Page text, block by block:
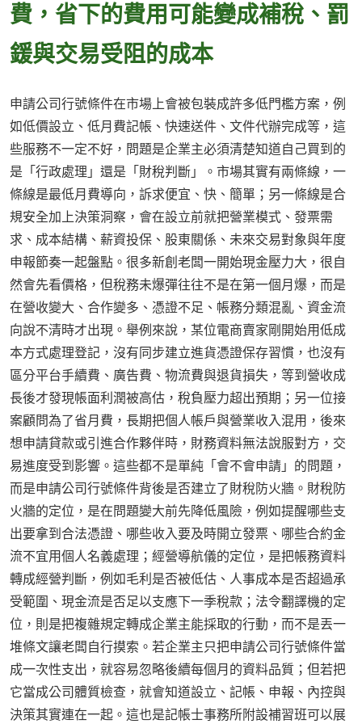
費，省下的費用可能變成補稅、罰
鍰與交易受阻的成本
申請公司行號條件在市場上會被包裝成許多低門檻方案，例
如低價設立、低月費記帳、快速送件、文件代辦完成等，這
些服務不一定不好，問題是企業主必須清楚知道自己買到的
是「行政處理」還是「財稅判斷」。市場其實有兩條線，一
條線是最低月費導向，訴求便宜、快、簡單；另一條線是合
規安全加上決策洞察，會在設立前就把營業模式、發票需
求、成本結構、薪資投保、股東關係、未來交易對象與年度
申報節奏一起盤點。很多新創老闆一開始現金壓力大，很自
然會先看價格，但稅務未爆彈往往不是在第一個月爆，而是
在營收變大、合作變多、憑證不足、帳務分類混亂、資金流
向說不清時才出現。舉例來說，某位電商賣家剛開始用低成
本方式處理登記，沒有同步建立進貨憑證保存習慣，也沒有
區分平台手續費、廣告費、物流費與退貨損失，等到營收成
長後才發現帳面利潤被高估，稅負壓力超出預期；另一位接
案顧問為了省月費，長期把個人帳戶與營業收入混用，後來
想申請貸款或引進合作夥伴時，財務資料無法說服對方，交
易進度受到影響。這些都不是單純「會不會申請」的問題，
而是申請公司行號條件背後是否建立了財稅防火牆。財稅防
火牆的定位，是在問題變大前先降低風險，例如提醒哪些支
出要拿到合法憑證、哪些收入要及時開立發票、哪些合約金
流不宜用個人名義處理；經營導航儀的定位，是把帳務資料
轉成經營判斷，例如毛利是否被低估、人事成本是否超過承
受範圍、現金流是否足以支應下一季稅款；法令翻譯機的定
位，則是把複雜規定轉成企業主能採取的行動，而不是丟一
堆條文讓老闆自行摸索。若企業主只把申請公司行號條件當
成一次性支出，就容易忽略後續每個月的資料品質；但若把
它當成公司體質檢查，就會知道設立、記帳、申報、內控與
決策其實連在一起。這也是記帳士事務所附設補習班可以展